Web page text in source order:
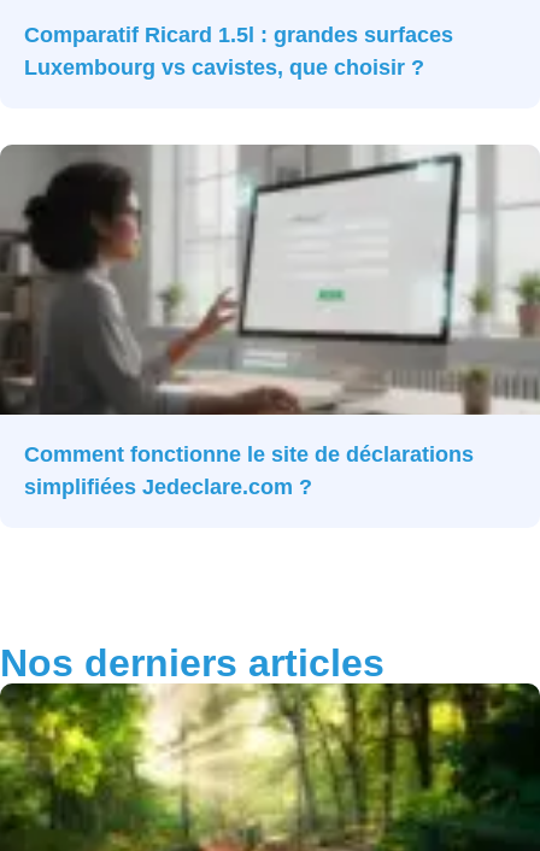
Comparatif Ricard 1.5l : grandes surfaces
Luxembourg vs cavistes, que choisir ?
Comment fonctionne le site de déclarations
simplifiées Jedeclare.com ?
Nos derniers articles